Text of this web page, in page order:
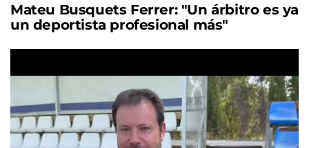
Mateu Busquets Ferrer: "Un árbitro es ya
un deportista profesional más"